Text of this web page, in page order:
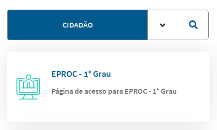
CIDADÃO
EPROC - 1° Grau
Página de acesso para EPROC - 1° Grau